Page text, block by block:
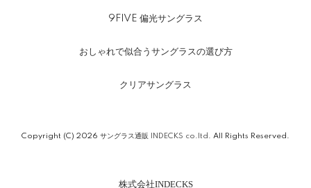
9FIVE 偏光サングラス
おしゃれで似合うサングラスの選び方
クリアサングラス
株式会社INDECKS
Copyright (C) 2026 サングラス通販 INDECKS co.ltd. All Rights Reserved.